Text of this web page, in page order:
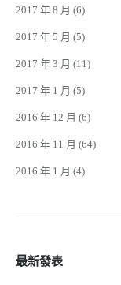
2017 年 8 月 (6)
2017 年 5 月 (5)
2017 年 3 月 (11)
2017 年 1 月 (5)
2016 年 12 月 (6)
2016 年 11 月 (64)
2016 年 1 月 (4)
最新發表